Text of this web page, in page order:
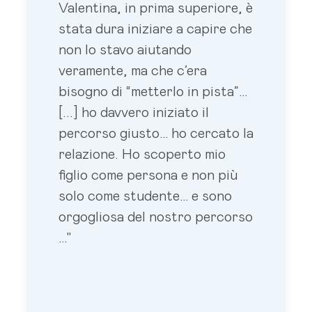
Valentina, in prima superiore, è
stata dura iniziare a capire che
non lo stavo aiutando
veramente, ma che c’era
bisogno di “metterlo in pista”…
[...] ho davvero iniziato il
percorso giusto… ho cercato la
relazione. Ho scoperto mio
figlio come persona e non più
solo come studente… e sono
orgogliosa del nostro percorso
…"